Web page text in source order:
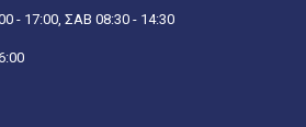
- 17:00, ΣΑΒ 08:30 - 14:30